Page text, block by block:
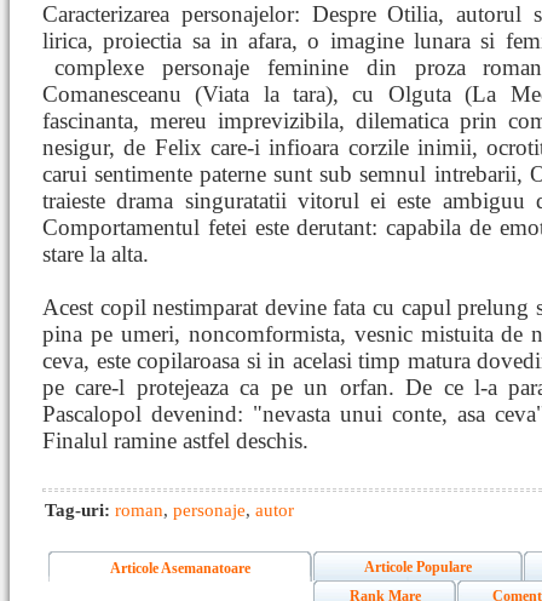
Caracterizarea personajelor: Despre Otilia,
lirica, proiectia sa in afara, o imagine lunara si
complexe personaje feminine din proza
Comanesceanu (Viata la tara), cu Olguta (La
fascinanta, mereu imprevizibila, dilematica prin
nesigur, de Felix care-i infioara corzile inimii,
carui sentimente paterne sunt sub semnul intrebarii,
traieste drama singuratatii vitorul ei este ambiguu
Comportamentul fetei este derutant: capabila de
stare la alta.
Acest copil nestimparat devine fata cu capul prelung
pina pe umeri, noncomformista, vesnic mistuita de
ceva, este copilaroasa si in acelasi timp matura
pe care-l protejeaza ca pe un orfan. De ce l-a
Pascalopol devenind: "nevasta unui conte, asa
Finalul ramine astfel deschis.
Tag-uri: roman, personaje, autor
Articole Asemanatoare
Articole Populare
Rank Mare